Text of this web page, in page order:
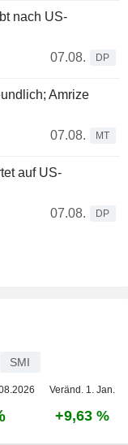
nach US-
07.08.
DP
Amrize
07.08.
MT
auf US-
07.08.
DP
SMI
Veränd. 1. Jan.
+9,63 %